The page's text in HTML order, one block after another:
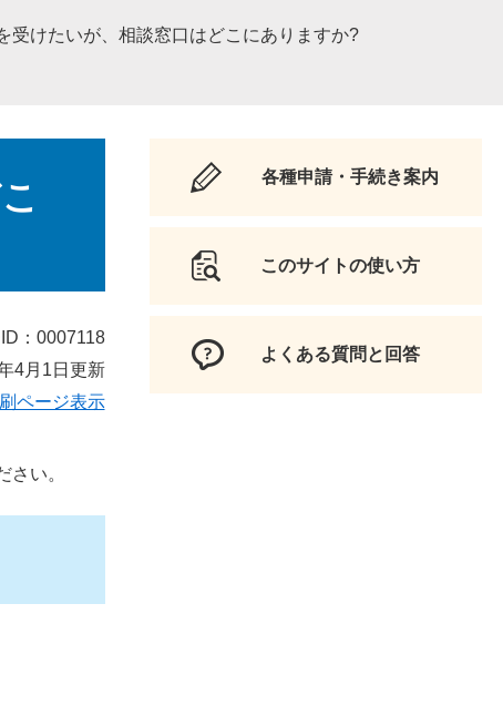
受けたいが、相談窓口はどこにありますか?
：0007118
4月1日更新
ページ表示
い。
各種申請・手続き案内
このサイトの使い方
よくある質問と回答